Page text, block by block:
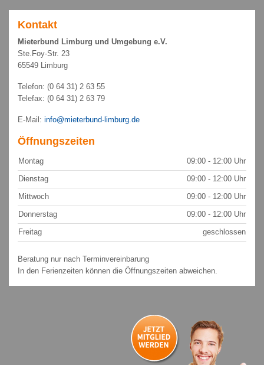
Kontakt
Mieterbund Limburg und Umgebung e.V.
Ste.Foy-Str. 23
65549 Limburg
Telefon: (0 64 31) 2 63 55
Telefax: (0 64 31) 2 63 79
E-Mail: info@mieterbund-limburg.de
Öffnungszeiten
Montag
09:00 - 12:00 Uhr
Dienstag
09:00 - 12:00 Uhr
Mittwoch
09:00 - 12:00 Uhr
Donnerstag
09:00 - 12:00 Uhr
Freitag
geschlossen
Beratung nur nach Terminvereinbarung
In den Ferienzeiten können die Öffnungszeiten abweichen.